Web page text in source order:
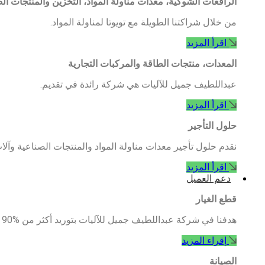
من خلال شراكتنا الطويلة مع تويوتا لمناولة المواد.
اقرأ المزيد
المعدات، منتجات الطاقة والمركبات التجارية
عبداللطيف جميل للآليات هي شركة رائدة في تقديم.
اقرأ المزيد
حلول التأجير
نقدم حلول تأجير معدات مناولة المواد والمنتجات الصناعية
اقرأ المزيد
دعم العميل
قطع الغيار
هدفنا في شركة عبداللطيف جميل للآليات بتوريد أكثر من %90 من .متطلبات قطع الغيار
إقراء المزيد
الصيانة